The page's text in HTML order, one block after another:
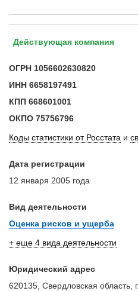
Действующая компания
ОГРН 1056602630820
ИНН 6658197491
КПП 668601001
ОКПО 75756796
Коды статистики от Росстата и
Дата регистрации
12 января 2005 года
Вид деятельности
Оценка рисков и ущерба
+ еще 4 вида деятельности
Юридический адрес
620135, Свердловская область,